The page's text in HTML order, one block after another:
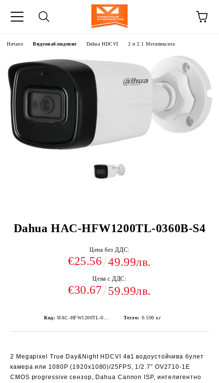
Начало Видеонаблюдение Dahua HDCVI 2 и 2.1 Мегапиксела
Dahua HAC-HFW1200TL-0360B-S4
Цена без ДДС:
€25.56 49.99лв.
Цена с ДДС:
€30.67 59.99лв.
Код: Тегло: 0.500 кг
2 Megapixel
True Day&Night HDCVI 4в1 водоустойчива булет
камера или 1080P (1920x1080)/25FPS, 1/2.7” OV2710-1E
CMOS progressive сензор, Dahua Cannon ISP, интелигентно